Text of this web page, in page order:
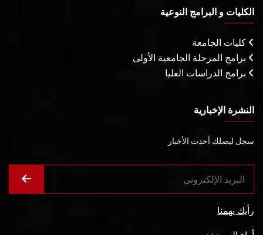
الكليات و البرامج النوعية
كليات الجامعة
برامج المرحلة الجامعية الأولى
برامج الدراسات العليا
النشرة الإخبارية
سجل ليصلك أحدث الأخبار
رأيك يهمنا